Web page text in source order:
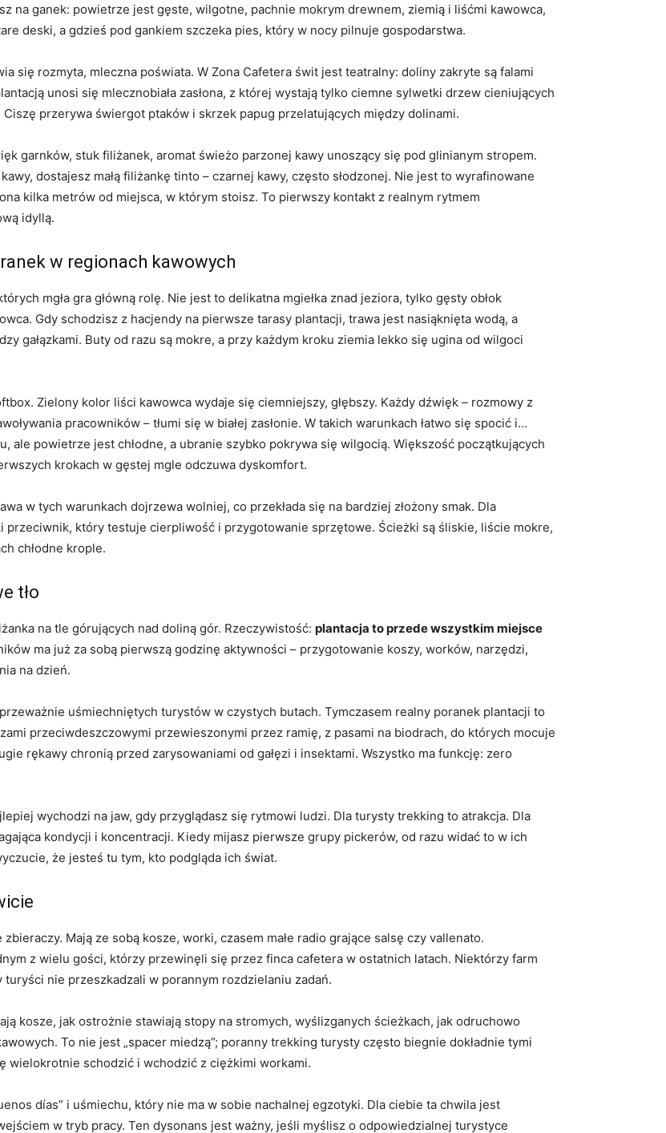
na ganek: powietrze jest gęste, wilgotne, pachnie mokrym drewnem, ziemią i liśćmi kawowca,
deski, a gdzieś pod gankiem szczeka pies, który w nocy pilnuje gospodarstwa.
się rozmyta, mleczna poświata. W Zona Cafetera świt jest teatralny: doliny zakryte są falami
unosi się mlecznobiała zasłona, z której wystają tylko ciemne sylwetki drzew cieniujących
Ciszę przerywa świergot ptaków i skrzek papug przelatujących między dolinami.
garnków, stuk filiżanek, aromat świeżo parzonej kawy unoszący się pod glinianym stropem.
dostajesz małą filiżankę tinto – czarnej kawy, często słodzonej. Nie jest to wyrafinowane
kilka metrów od miejsca, w którym stoisz. To pierwszy kontakt z realnym rytmem
idyllą.
w regionach kawowych
mgła gra główną rolę. Nie jest to delikatna mgiełka znad jeziora, tylko gęsty obłok
Gdy schodzisz z hacjendy na pierwsze tarasy plantacji, trawa jest nasiąknięta wodą, a
gałązkami. Buty od razu są mokre, a przy każdym kroku ziemia lekko się ugina od wilgoci
Zielony kolor liści kawowca wydaje się ciemniejszy, głębszy. Każdy dźwięk – rozmowy z
pracowników – tłumi się w białej zasłonie. W takich warunkach łatwo się spocić i…
ale powietrze jest chłodne, a ubranie szybko pokrywa się wilgocią. Większość początkujących
krokach w gęstej mgle odczuwa dyskomfort.
w tych warunkach dojrzewa wolniej, co przekłada się na bardziej złożony smak. Dla
przeciwnik, który testuje cierpliwość i przygotowanie sprzętowe. Ścieżki są śliskie, liście mokre,
chłodne krople.
tło
na tle górujących nad doliną gór. Rzeczywistość: plantacja to przede wszystkim miejsce
ma już za sobą pierwszą godzinę aktywności – przygotowanie koszy, worków, narzędzi,
na dzień.
uśmiechniętych turystów w czystych butach. Tymczasem realny poranek plantacji to
przeciwdeszczowymi przewieszonymi przez ramię, z pasami na biodrach, do których mocuje
rękawy chronią przed zarysowaniami od gałęzi i insektami. Wszystko ma funkcję: zero
wychodzi na jaw, gdy przyglądasz się rytmowi ludzi. Dla turysty trekking to atrakcja. Dla
kondycji i koncentracji. Kiedy mijasz pierwsze grupy pickerów, od razu widać to w ich
że jesteś tu tym, kto podgląda ich świat.
Mają ze sobą kosze, worki, czasem małe radio grające salsę czy vallenato.
z wielu gości, którzy przewinęli się przez finca cafetera w ostatnich latach. Niektórzy farm
nie przeszkadzali w porannym rozdzielaniu zadań.
kosze, jak ostrożnie stawiają stopy na stromych, wyślizganych ścieżkach, jak odruchowo
To nie jest „spacer miedzą”; poranny trekking turysty często biegnie dokładnie tymi
wielokrotnie schodzić i wchodzić z ciężkimi workami.
días” i uśmiechu, który nie ma w sobie nachalnej egzotyki. Dla ciebie ta chwila jest
w tryb pracy. Ten dysonans jest ważny, jeśli myślisz o odpowiedzialnej turystyce